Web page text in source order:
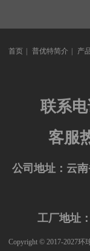
首页 普优特简介 产
联系电
客服
公司地址：云
工厂地址
Copyright © 2017-2027